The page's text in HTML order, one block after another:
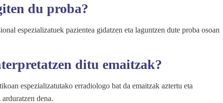
du proba?
espezializatuek pazientea gidatzen eta laguntzen dute proba osoan
ditu emaitzak?
espezializatutako erradiologo bat da emaitzak aztertu eta
dena.